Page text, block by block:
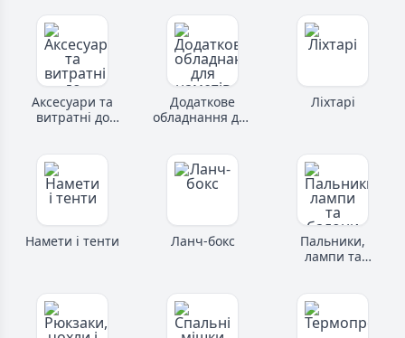
Аксесуари та
витратні до
Додаткове
обладнання для
Ліхтарі
Намети і тенти Ланч-бокс
Пальники,
лампи та